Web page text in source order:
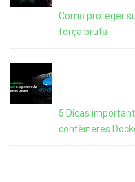
Como proteger
força bruta
5 Dicas
contêineres